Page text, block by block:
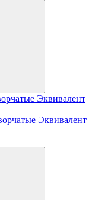
Эквивалент
Эквивалент